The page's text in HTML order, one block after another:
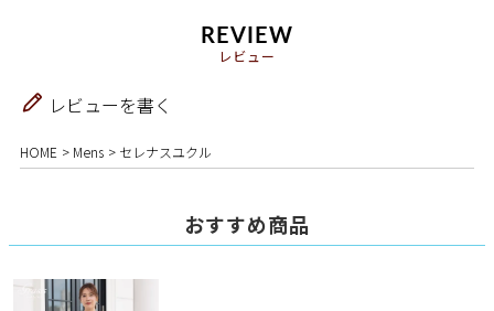
REVIEW
レビュー
レビューを書く
HOME Mens セレナスユクル
おすすめ商品